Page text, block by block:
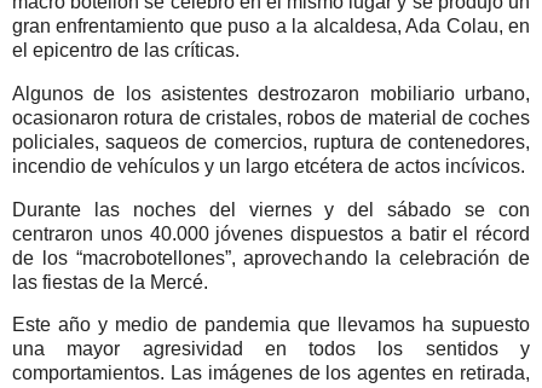
gran enfrentamiento que puso a la alcaldesa, Ada Colau, en
el epicentro de las críticas.
Algunos de los asistentes destrozaron mobiliario urbano,
ocasionaron rotura de cristales, robos de material de coches
policiales, saqueos de comercios, ruptura de contenedores,
incendio de vehículos y un largo etcétera de actos incívicos.
Durante las noches del viernes y del sábado se con
centraron unos 40.000 jóvenes dispuestos a batir el récord
de los “macrobotellones”, aprovechando la celebración de
las fiestas de la Mercé.
Este año y medio de pandemia que llevamos ha supuesto
una mayor agresividad en todos los sentidos y
comportamientos. Las imágenes de los agentes en retirada,